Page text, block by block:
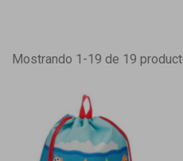
Mostrando 1-19 de 19